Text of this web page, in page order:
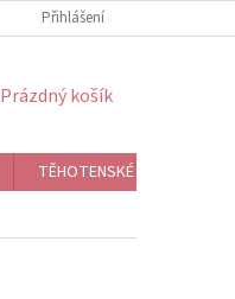
Přihlášení
NÁKUPNÍ
Prázdný košík
TĚHOTENSKÉ ROLNIČKY,